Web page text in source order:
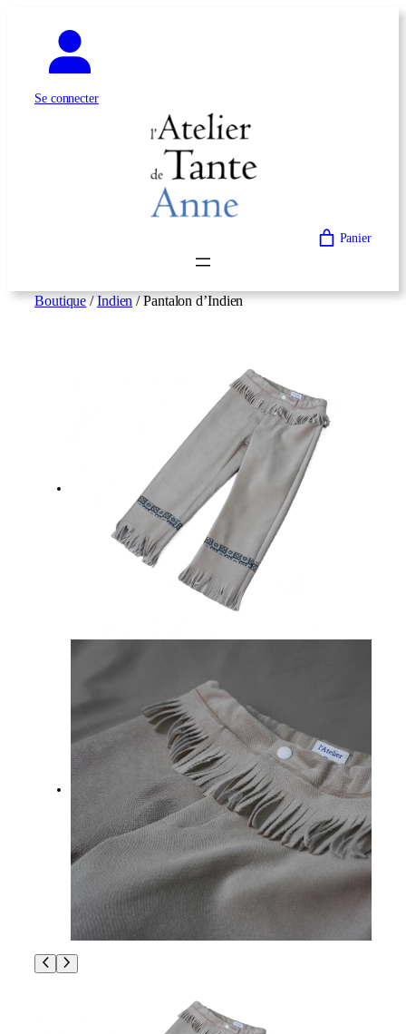
Se connecter
Panier
Boutique/Indien/ Pantalon d’Indien